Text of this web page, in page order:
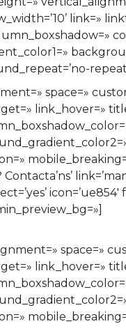
link=»
space=»
link_hover=»
space=»
link_hover=»